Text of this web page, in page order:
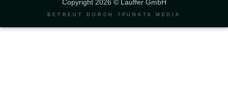
Copyright 2026 © Lauffer GmbH
BETREUT DURCH 7PUNKT8 MEDIA